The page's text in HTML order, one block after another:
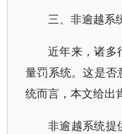
三、非逾越系
近年来，诸多
量罚系统。这是否
统而言，本文给出
非逾越系统提